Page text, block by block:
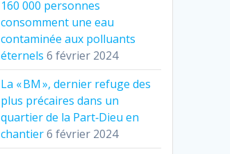
160 000 personnes
consomment une eau
contaminée aux polluants
éternels 6 février 2024
La « BM », dernier refuge des
plus précaires dans un
quartier de la Part‐Dieu en
chantier6 février 2024